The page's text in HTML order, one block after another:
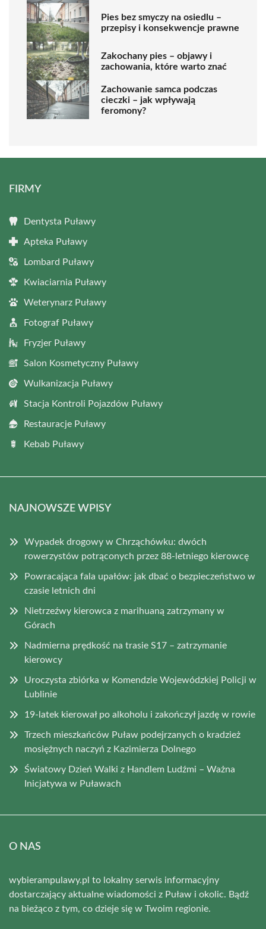
Pies bez smyczy na osiedlu –
przepisy i konsekwencje prawne
Zakochany pies – objawy i
zachowania, które warto znać
Zachowanie samca podczas
cieczki – jak wpływają
feromony?
FIRMY
Dentysta Puławy
Apteka Puławy
Lombard Puławy
Kwiaciarnia Puławy
Weterynarz Puławy
Fotograf Puławy
Fryzjer Puławy
Salon Kosmetyczny Puławy
Wulkanizacja Puławy
Stacja Kontroli Pojazdów Puławy
Restauracje Puławy
Kebab Puławy
NAJNOWSZE WPISY
Wypadek drogowy w Chrząchówku: dwóch
rowerzystów potrąconych przez 88-letniego kierowcę
Powracająca fala upałów: jak dbać o bezpieczeństwo w
czasie letnich dni
Nietrzeźwy kierowca z marihuaną zatrzymany w
Górach
Nadmierna prędkość na trasie S17 – zatrzymanie
kierowcy
Uroczysta zbiórka w Komendzie Wojewódzkiej Policji w
Lublinie
19-latek kierował po alkoholu i zakończył jazdę w rowie
Trzech mieszkańców Puław podejrzanych o kradzież
mosiężnych naczyń z Kazimierza Dolnego
Światowy Dzień Walki z Handlem Ludźmi – Ważna
Inicjatywa w Puławach
O NAS
wybierampulawy.pl to lokalny serwis informacyjny
dostarczający aktualne wiadomości z Puław i okolic. Bądź
na bieżąco z tym, co dzieje się w Twoim regionie.